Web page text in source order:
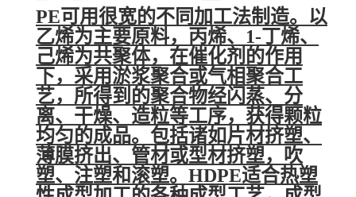
PE可用很宽的不同加工法制造。以
乙烯为主要原料， 丙烯、 1-丁烯、
己烯为共聚体，在催化剂的作用
下，采用淤浆聚合或气相聚合工
艺，所得到的聚合物经闪蒸、分
离、干燥、造粒等工序，获得颗粒
均匀的成品。包括诸如片材挤塑、
薄膜挤出、管材或型材挤塑， 吹
塑、 注塑和滚塑。HDPE适合热塑